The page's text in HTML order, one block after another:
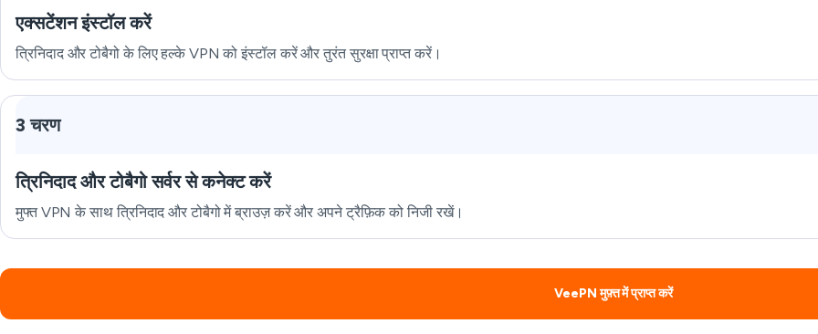
एक्सटेंशन इंस्टॉल करें
त्रिनिदाद और टोबैगो के लिए हल्के VPN को इंस्टॉल करें और तुरंत सुरक्षा प्राप्त करें।
3 चरण
त्रिनिदाद और टोबैगो सर्वर से कनेक्ट करें
मुफ्त VPN के साथ त्रिनिदाद और टोबैगो में ब्राउज़ करें और अपने ट्रैफ़िक को निजी रखें।
VeePN मुफ़्त में प्राप्त करें